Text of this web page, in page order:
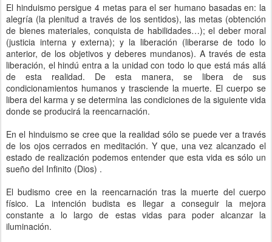
El hinduismo persigue 4 metas para el ser humano basadas en: la
alegría (la plenitud a través de los sentidos), las metas (obtención
de bienes materiales, conquista de habilidades…); el deber moral
(justicia interna y externa); y la liberación (liberarse de todo lo
anterior, de los objetivos y deberes mundanos). A través de esta
liberación, el hindú entra a la unidad con todo lo que está más allá
de esta realidad. De esta manera, se libera de sus
condicionamientos humanos y trasciende la muerte. El cuerpo se
libera del karma y se determina las condiciones de la siguiente vida
donde se producirá la reencarnación.
En el hinduismo se cree que la realidad sólo se puede ver a través
de los ojos cerrados en meditación. Y que, una vez alcanzado el
estado de realización podemos entender que esta vida es sólo un
sueño del Infinito (Dios) .
El budismo cree en la reencarnación tras la muerte del cuerpo
físico. La intención budista es llegar a conseguir la mejora
constante a lo largo de estas vidas para poder alcanzar la
iluminación.